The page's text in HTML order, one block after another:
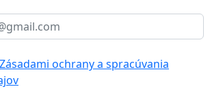
Zásadami ochrany a spracúvania